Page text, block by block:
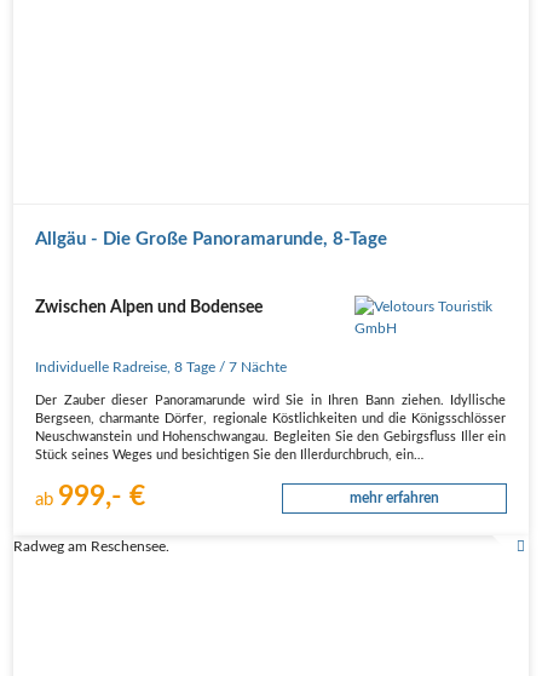
Allgäu - Die Große Panoramarunde, 8-Tage
Zwischen Alpen und Bodensee
Individuelle Radreise ,8 Tage / 7 Nächte
Der Zauber dieser Panoramarunde wird Sie in Ihren Bann ziehen. Idyllische
Bergseen, charmante Dörfer, regionale Köstlichkeiten und die Königsschlösser
Neuschwanstein und Hohenschwangau. Begleiten Sie den Gebirgsfluss Iller ein
Stück seines Weges und besichtigen Sie den Illerdurchbruch, ein…
ab 999,- € mehr erfahren
Radweg am Reschensee.